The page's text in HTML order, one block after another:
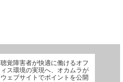
聴覚障害者が快適に働けるオフ
ィス環境の実現へ、オカムラが
ウェブサイトでポイントを公開